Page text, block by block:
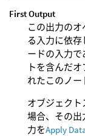
First Output
この出力の
る入力に依
ードの入力
トを含んだ
れたこのノー
オブジェク
場合、その出
力をApply